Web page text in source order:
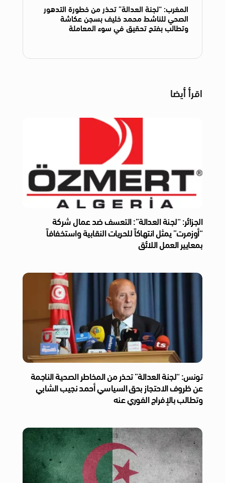
المغرب: “لجنة العدالة” تحذر من خطورة التدهور
الصحي للناشط محمد خليف بسجن عكاشة
وتطالب بفتح تحقيق في سوء المعاملة
اقرأ أيضا
الجزائر: “لجنة العدالة”: التعسف ضد عمال شركة
“أوزمرت” يمثل انتهاكاً للحريات النقابية واستخفافاً
بمعايير العمل اللائق
تونس: “لجنة العدالة” تحذر من المخاطر الصحية الناجمة
عن ظروف الاحتجاز بحق السياسي أحمد نجيب الشابي
وتطالب بالإفراج الفوري عنه